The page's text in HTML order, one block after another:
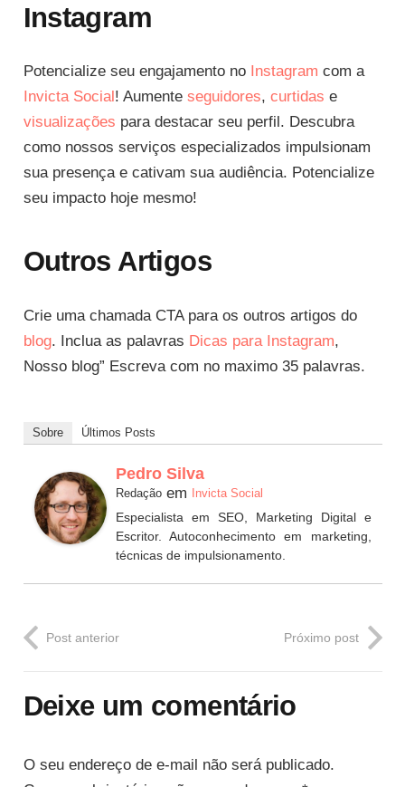
Instagram
Potencialize seu engajamento no Instagram com a
Invicta Social ! Aumente seguidores, curtidas e
visualizações para destacar seu perfil. Descubra
como nossos serviços especializados impulsionam
sua presença e cativam sua audiência. Potencialize
seu impacto hoje mesmo!
Outros Artigos
Crie uma chamada CTA para os outros artigos do
blog. Inclua as palavras Dicas para Instagram,
Nosso blog” Escreva com no maximo 35 palavras.
Sobre Últimos Posts
Pedro Silva
Redaçãoem Invicta Social
Especialista em SEO, Marketing Digital e
Escritor. Autoconhecimento em marketing,
técnicas de impulsionamento.
Post anterior Próximo post
Deixe um comentário
O seu endereço de e-mail não será publicado.